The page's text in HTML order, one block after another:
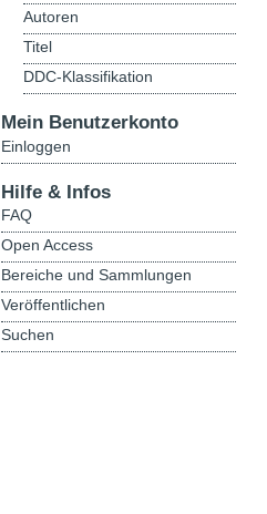
Autoren
Titel
DDC-Klassifikation
Mein Benutzerkonto
Einloggen
Hilfe & Infos
FAQ
Open Access
Bereiche und Sammlungen
Veröffentlichen
Suchen